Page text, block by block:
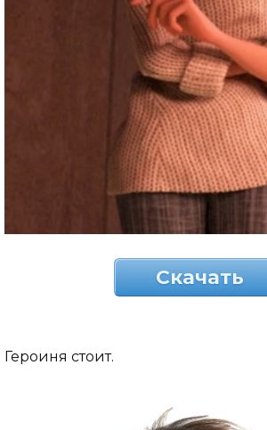
Скачать
Героиня стоит.